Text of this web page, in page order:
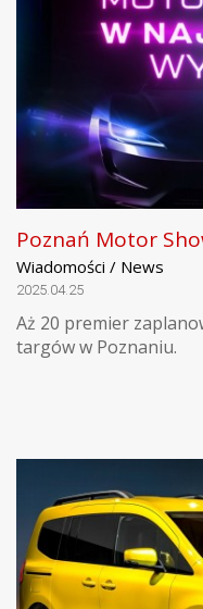
Poznań Motor
Wiadomości / News
2025.04.25
Aż 20 premier
targów w Poznaniu.